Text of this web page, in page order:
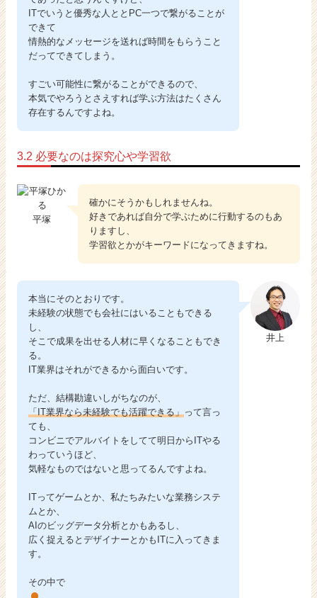
ITでいうと優秀な人ととPC一つで繋がることが
できて
情熱的なメッセージを送れば時間をもらうこと
だってできてしまう。
すごい可能性に繋がることができるので、
本気でやろうとさえすれば学ぶ方法はたくさん
存在するんですよね。
3.2 必要なのは探究心や学習欲
平塚
確かにそうかもしれませんね。
好きであれば自分で学ぶために行動するのもあ
りますし、
学習欲とかがキーワードになってきますね。
井上
本当にそのとおりです。
未経験の状態でも会社にはいることもできる
し、
そこで成果を出せる人材に早くなることもでき
る。
IT業界はそれができるから面白いです。
ただ、結構勘違いしがちなのが、
「IT業界なら未経験でも活躍できる」って言っ
ても、
コンビニでアルバイトをしてて明日からITやる
わっていうほど、
気軽なものではないと思ってるんですよね。
ITってゲームとか、私たちみたいな業務システ
ムとか、
AIのビッグデータ分析とかもあるし、
広く捉えるとデザイナーとかもITに入ってきま
す。
その中で